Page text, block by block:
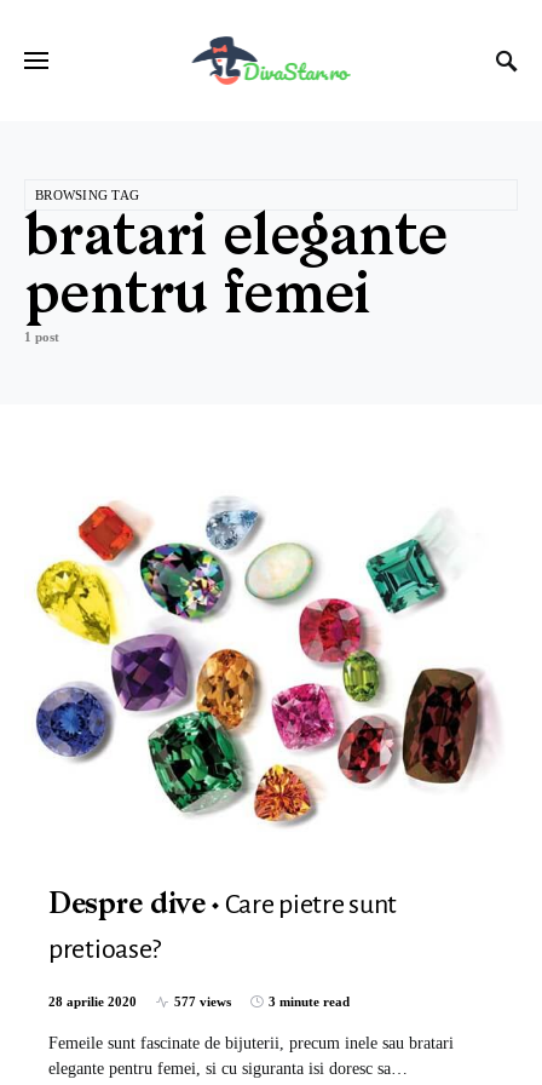
BROWSING TAG
bratari elegante
pentru femei
1 post
Despre dive
Care pietre sunt
pretioase?
28 aprilie 2020 577 views 3 minute read
Femeile sunt fascinate de bijuterii, precum inele sau bratari
elegante pentru femei, si cu siguranta isi doresc sa…